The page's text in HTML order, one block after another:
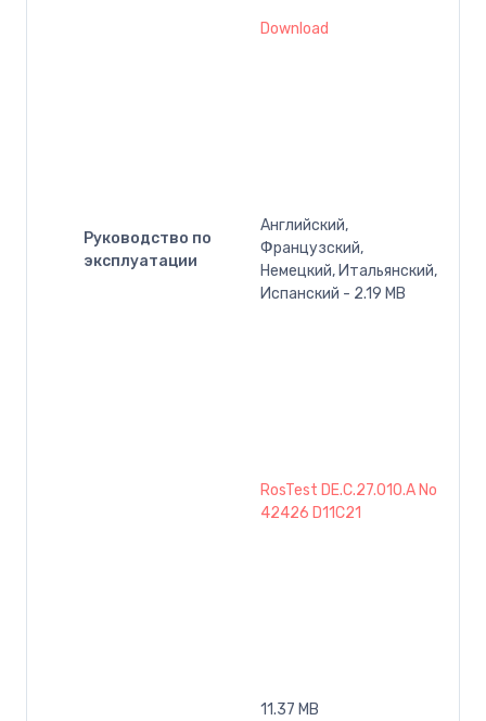
Руководство по
эксплуатации
Download
Английский,
Французский,
Немецкий, Итальянский,
Испанский - 2.19 MB
RosTest DE.C.27.010.A No
42426 D11C21
11.37 MB